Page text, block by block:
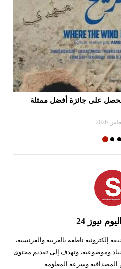
تتحصل على جائزة أفضل ممثلة
نيوز 24
ناطقة بالعربية والفرنسية،
حياد وموضوعية، وتهدف إلى تقديم محتوى
المصداقية وسرعة المعلومة.